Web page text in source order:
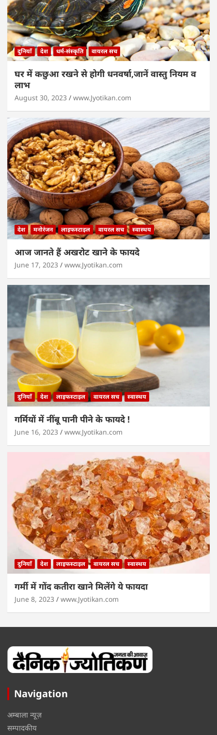
दुनियाँ देश धर्म-संस्कृति वायरल सच
घर में कछुआ रखने से होगी धनवर्षा,जानें वास्तु नियम व
लाभ
August 30, 2023 www.Jyotikan.com
देश मनोरंजन लाइफस्टाइल वायरल सच स्वास्थय
आज जानते हैं अखरोट खाने के फायदे
June 17, 2023 www.Jyotikan.com
दुनियाँ देश लाइफस्टाइल वायरल सच स्वास्थय
गर्मियों में नींबू पानी पीने के फायदे !
June 16, 2023 www.Jyotikan.com
दुनियाँ देश लाइफस्टाइल वायरल सच स्वास्थय
गर्मी में गोंद कतीरा खाने मिलेंगे ये फायदा
June 8, 2023 www.Jyotikan.com
Navigation
अम्बाला न्यूज़
सम्पादकीय